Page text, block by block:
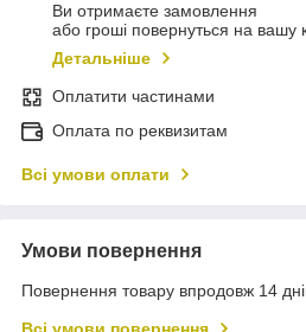
Ви отримаєте замовлення
або гроші повернуться на вашу
Детальніше
Оплатити частинами
Оплата по реквизитам
Всі умови оплати
Умови повернення
Повернення товару впродовж 14